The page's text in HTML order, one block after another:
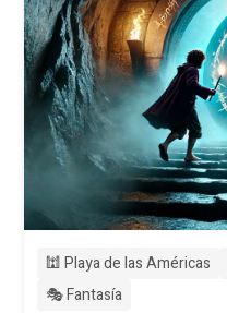
🕍 Playa de las Américas
🎭 Fantasía